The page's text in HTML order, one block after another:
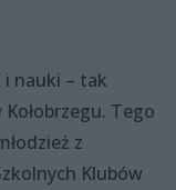
i nauki – tak
Tego
z
Klubów